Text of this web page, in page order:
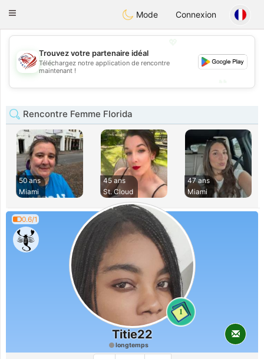
StatesDating
Toggle
Mode Connexion
💖
💕
Trouvez votre partenaire idéal
Téléchargez notre application de rencontre
maintenant !
Rencontre Femme Florida
50 ans
Miami
45 ans
St. Cloud
47 ans
Miami
0.6/1
1
Titie22
longtemps